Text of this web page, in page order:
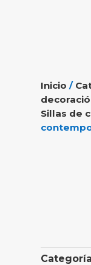
Inicio /
Sillas de